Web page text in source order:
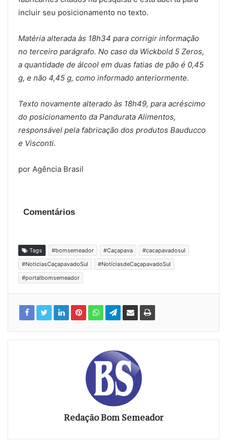
incluir seu posicionamento no texto.
Matéria alterada às 18h34 para corrigir informação
no terceiro parágrafo. No caso da Wickbold 5 Zeros,
a quantidade de álcool em duas fatias de pão é 0,45
g, e não 4,45 g, como informado anteriormente.
Texto novamente alterado às 18h49, para acréscimo
do posicionamento da Pandurata Alimentos,
responsável pela fabricação dos produtos Bauducco
e Visconti.
por Agência Brasil
Comentários
Tags #bomsemeador #Caçapava
#cacapavadosul
#NoticiasCaçapavadoSul
#NotíciasdeCaçapavadoSul
#portalbomsemeador
Redação Bom Semeador